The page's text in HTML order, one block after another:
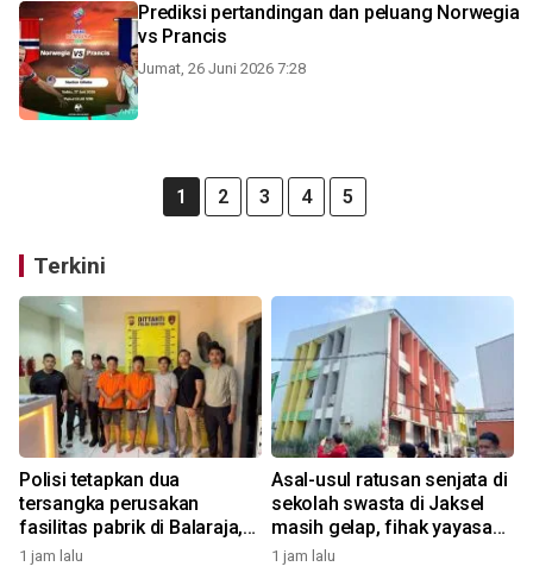
Prediksi pertandingan dan peluang Norwegia
vs Prancis
Jumat, 26 Juni 2026 7:28
1 2 3 4 5
Terkini
Polisi tetapkan dua
tersangka perusakan
fasilitas pabrik di Balaraja,
motifnya pun terkuak
1 jam lalu
Asal-usul ratusan senjata di
sekolah swasta di Jaksel
masih gelap, fihak yayasan
tak tahu
1 jam lalu